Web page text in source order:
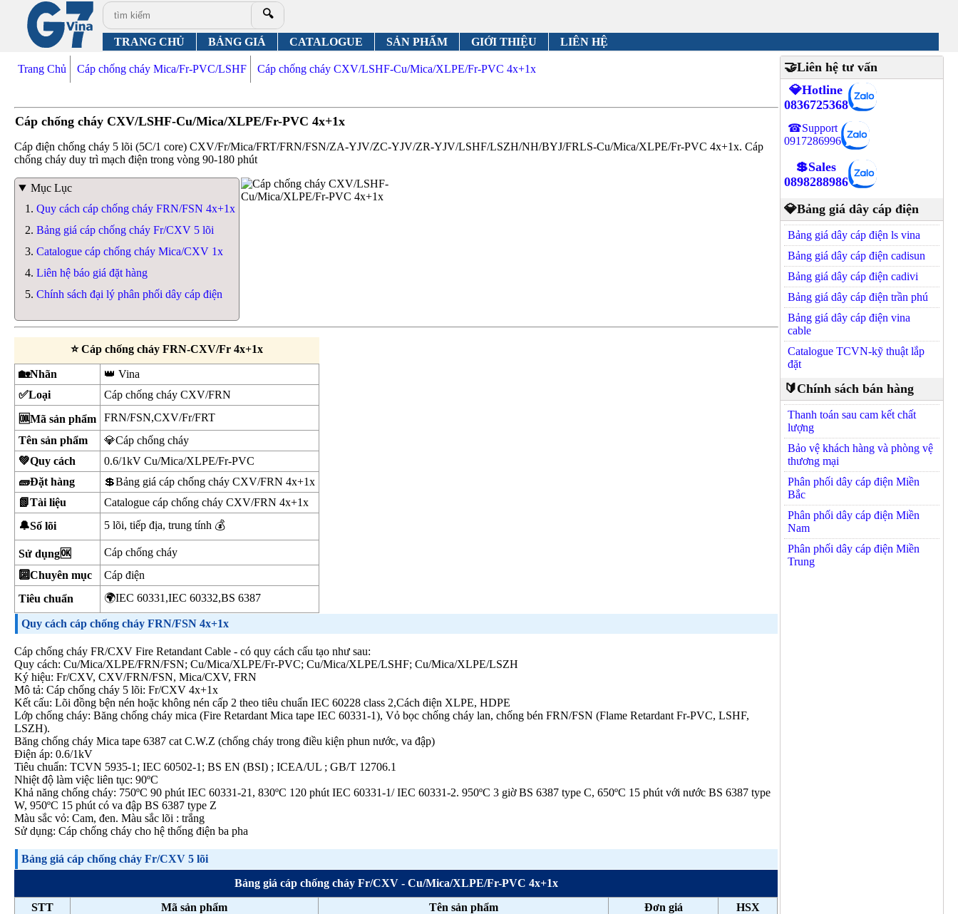
🔍
TRANG CHỦ BẢNG GIÁ CATALOGUE SẢN PHẨM GIỚI THIỆU LIÊN HỆ
Trang Chủ Cáp chống cháy Mica/Fr-PVC/LSHF Cáp chống cháy CXV/LSHF-Cu/Mica/XLPE/Fr-PVC 4x+1x
Cáp chống cháy CXV/LSHF-Cu/Mica/XLPE/Fr-PVC 4x+1x
Cáp điện chống cháy 5 lõi (5C/1 core) CXV/Fr/Mica/FRT/FRN/FSN/ZA-YJV/ZC-YJV/ZR-YJV/LSHF/LSZH/NH/BYJ/FRLS-Cu/Mica/XLPE/Fr-PVC 4x+1x. Cáp
chống cháy duy trì mạch điện trong vòng 90-180 phút
Mục Lục
Quy cách cáp chống cháy FRN/FSN 4x+1x
Bảng giá cáp chống cháy Fr/CXV 5 lõi
Catalogue cáp chống cháy Mica/CXV 1x
Liên hệ báo giá đặt hàng
Chính sách đại lý phân phối dây cáp điện
⭐ Cáp chống cháy FRN-CXV/Fr 4x+1x
🏡Nhãn
👑 Vina
✅Loại
Cáp chống cháy CXV/FRN
🆒Mã sản phẩm
FRN/FSN,CXV/Fr/FRT
Tên sản phẩm
💎Cáp chống cháy
💚Quy cách
0.6/1kV Cu/Mica/XLPE/Fr-PVC
🧱Đặt hàng
💲Bảng giá cáp chống cháy CXV/FRN 4x+1x
📗Tài liệu
Catalogue cáp chống cháy CXV/FRN 4x+1x
🔔Số lõi
5 lõi, tiếp địa, trung tính 💰
Sử dụng🆗
Cáp chống cháy
🔟Chuyên mục
Cáp điện
Tiêu chuẩn
🌍IEC 60331,IEC 60332,BS 6387
Quy cách cáp chống cháy FRN/FSN 4x+1x
Cáp chống cháy FR/CXV Fire Retandant Cable - có quy cách cấu tạo như sau:
Quy cách: Cu/Mica/XLPE/FRN/FSN; Cu/Mica/XLPE/Fr-PVC; Cu/Mica/XLPE/LSHF; Cu/Mica/XLPE/LSZH
Ký hiệu: Fr/CXV, CXV/FRN/FSN, Mica/CXV, FRN
Mô tả: Cáp chống cháy 5 lõi: Fr/CXV 4x+1x
Kết cấu: Lõi đồng bện nén hoặc không nén cấp 2 theo tiêu chuẩn IEC 60228 class 2,Cách điện XLPE, HDPE
Lớp chống cháy: Băng chống cháy mica (Fire Retardant Mica tape IEC 60331-1), Vỏ bọc chống cháy lan, chống bén FRN/FSN (Flame Retardant Fr-PVC, LSHF,
LSZH).
Băng chống cháy Mica tape 6387 cat C.W.Z (chống cháy trong điều kiện phun nước, va đập)
Điện áp: 0.6/1kV
Tiêu chuẩn: TCVN 5935-1; IEC 60502-1; BS EN (BSI) ; ICEA/UL ; GB/T 12706.1
Nhiệt độ làm việc liên tục: 90ºC
Khả năng chống cháy: 750ºC 90 phút IEC 60331-21, 830ºC 120 phút IEC 60331-1/ IEC 60331-2. 950ºC 3 giờ BS 6387 type C, 650ºC 15 phút với nước BS 6387 type
W, 950ºC 15 phút có va đập BS 6387 type Z
Màu sắc vỏ: Cam, đen. Màu sắc lõi : trắng
Sử dụng: Cáp chống cháy cho hệ thống điện ba pha
Bảng giá cáp chống cháy Fr/CXV 5 lõi
Bảng giá cáp chống cháy Fr/CXV - Cu/Mica/XLPE/Fr-PVC 4x+1x
STT
Mã sản phẩm Tên sản phẩm Đơn giá HSX
🤝Liên hệ tư vấn
💎Hotline
0836725368
☎Support
0917286996
💲Sales
0898288986
💎Bảng giá dây cáp điện
Bảng giá dây cáp điện ls vina
Bảng giá dây cáp điện cadisun
Bảng giá dây cáp điện cadivi
Bảng giá dây cáp điện trần phú
Bảng giá dây cáp điện vina
cable
Catalogue TCVN-kỹ thuật lắp
đặt
🔰Chính sách bán hàng
Thanh toán sau cam kết chất
lượng
Bảo vệ khách hàng và phòng vệ
thương mại
Phân phối dây cáp điện Miền
Bắc
Phân phối dây cáp điện Miền
Nam
Phân phối dây cáp điện Miền
Trung